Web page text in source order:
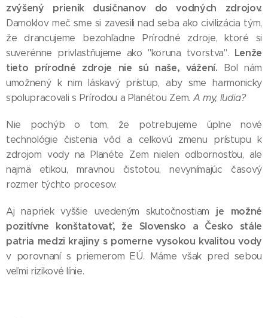
zvýšený prienik dusičnanov do vodných zdrojov.
Damoklov meč sme si zavesili nad seba ako civilizácia tým,
že drancujeme bezohľadne Prírodné zdroje, ktoré si
suverénne privlastňujeme ako "koruna tvorstva". Lenže
tieto prírodné zdroje nie sú naše, vážení. Bol nám
umožnený k nim láskavý prístup, aby sme harmonicky
spolupracovali s Prírodou a Planétou Zem. A my, ľudia?
Nie pochýb o tom, že potrebujeme úplne nové
technológie čistenia vôd a celkovú zmenu prístupu k
zdrojom vody na Planéte Zem nielen odbornosťou, ale
najmä etikou, mravnou čistotou, nevynímajúc časový
rozmer týchto procesov.
Aj napriek vyššie uvedeným skutočnostiam je možné
pozitívne konštatovať, že Slovensko a Česko stále
patria medzi krajiny s pomerne vysokou kvalitou vody
v porovnaní s priemerom EÚ. Máme však pred sebou
veľmi rizikové línie.